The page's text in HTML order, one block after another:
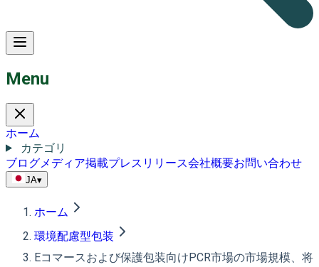
Menu
ホーム
カテゴリ
ブログメディア掲載プレスリリース会社概要お問い合わせ
JA▾
ホーム
環境配慮型包装
Eコマースおよび保護包装向けPCR市場の市場規模、将